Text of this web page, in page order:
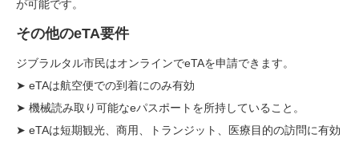
が可能です。
その他のeTA要件
ジブラルタル市民はオンラインでeTAを申請できます。
➤ eTAは航空便での到着にのみ有効
➤ 機械読み取り可能なeパスポートを所持していること。
➤ eTAは短期観光、商用、トランジット、医療目的の訪問に有効